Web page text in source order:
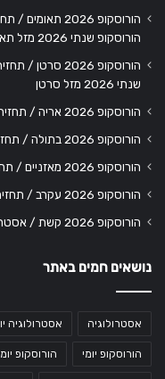
הורוסקופ 2026
הורוסקופ שנתי 2026 מזל תאומים
הורוסקופ
שנתי 2026 מזל סרטן
הורוסקופ 2026 אריה / תחזית אסטרולוגיה שנתית מזל אריה
הורוסקופ 2026 בתולה / תחזית אסטרולוגיה שנתית מזל בתולה
הורוסקופ 2026 מאזניים / תחזית אסטרולוגיה שנתית מזל מאזניים
הורוסקופ 2026 עקרב / תחזית אסטרולוגיה שנתית מזל עקרב
הורוסקופ 2026 קשת / אסטרולוגיה שנתית למזל קשת
נושאים חמים באתר
אסטרולוגיה אסטרולוגיה
הורוסקופ יומי הורוסקופ